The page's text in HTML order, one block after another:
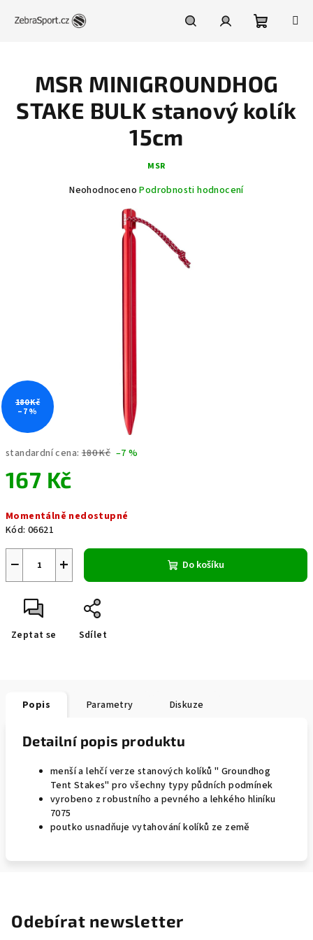
košík
standardní cena: 180 Kč –7 %
167 Kč
cena:
Momentálně nedostupné
Kód: 06621
+
− Do košíku
Zeptat se Sdílet
MSR MINIGROUNDHOG
STAKE BULK stanový kolík
15cm
MSR
Průměrné
Neohodnoceno Podrobnosti hodnocení
180 Kč
–7 %
Popis Parametry Diskuze
Detailní popis produktu
menší a lehčí verze stanových kolíků " Groundhog
Tent Stakes" pro všechny typy půdních podmínek
vyrobeno z robustního a pevného a lehkého hliníku
7075
poutko usnadňuje vytahování kolíků ze země
Odebírat newsletter